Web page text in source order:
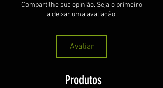
Compartilhe sua opinião. Seja o primeiro
a deixar uma avaliação.
Avaliar
Produtos